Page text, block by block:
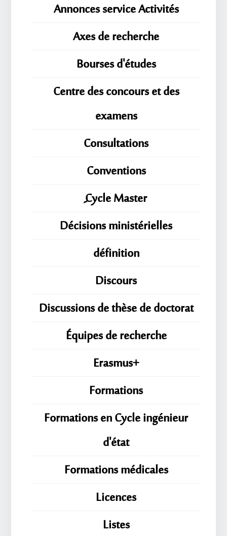
Annonces service Activités
Axes de recherche
Bourses d'études
Centre des concours et des
examens
Consultations
Conventions
ِِِCycle Master
Décisions ministérielles
définition
Discours
Discussions de thèse de doctorat
Équipes de recherche
Erasmus+
Formations
Formations en Cycle ingénieur
d'état
Formations médicales
Licences
Listes